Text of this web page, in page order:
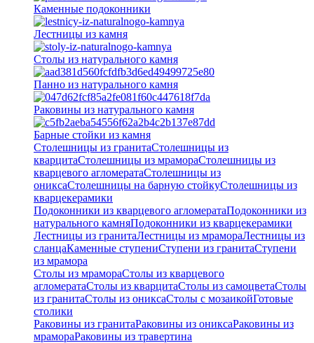
Каменные подоконники
Лестницы из камня
Столы из натурального камня
Панно из натурального камня
Раковины из натурального камня
Барные стойки из камня
Столешницы из гранитаСтолешницы из
кварцитаСтолешницы из мрамораСтолешницы из
кварцевого агломератаCтолешницы из
ониксаСтолешницы на барную стойкуСтолешницы из
кварцекерамики
Подоконники из кварцевого агломератаПодоконники из
натурального камняПодоконники из кварцекерамики
Лестницы из гранитаЛестницы из мрамораЛестницы из
сланцаКаменные ступениСтупени из гранитаСтупени
из мрамора
Столы из мрамораСтолы из кварцевого
агломератаСтолы из кварцитаСтолы из самоцветаСтолы
из гранитаСтолы из ониксаСтолы с мозаикойГотовые
столики
Раковины из гранитаРаковины из ониксаРаковины из
мрамораРаковины из травертина